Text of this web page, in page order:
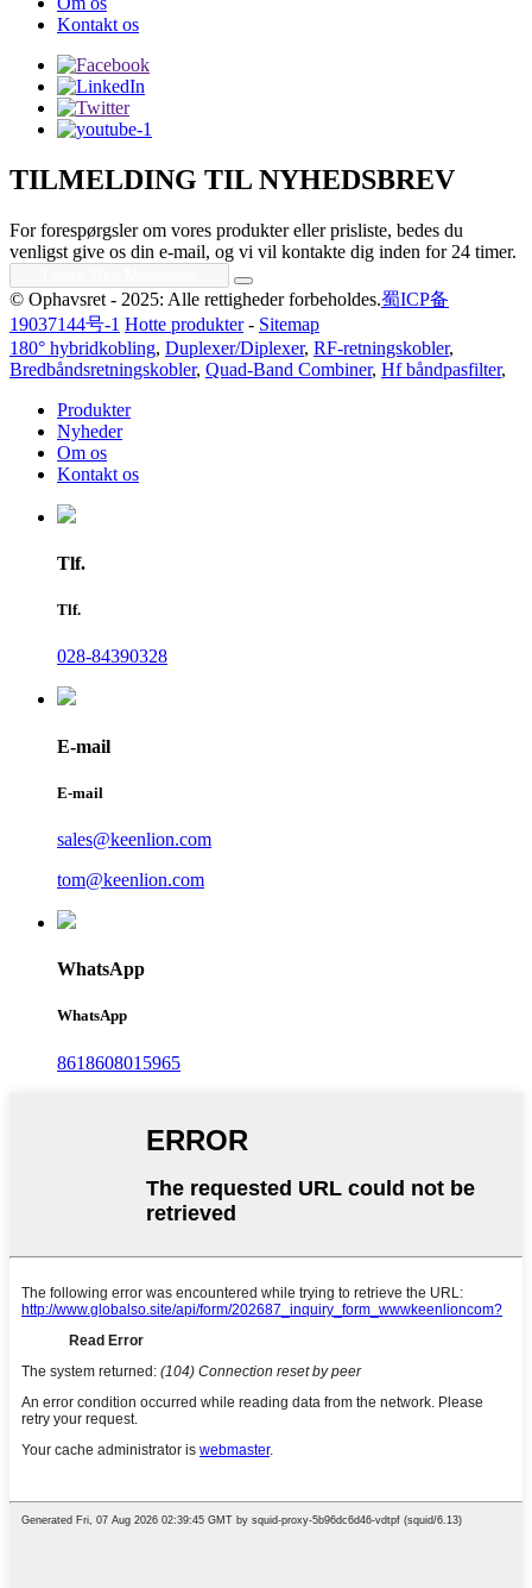
Kontakt os
TILMELDING TIL NYHEDSBREV
For forespørgsler om vores produkter eller prisliste, bedes du
venligst give os din e-mail, og vi vil kontakte dig inden for 24 timer.
© Ophavsret - 2025: Alle rettigheder forbeholdes.蜀ICP备
19037144号-1 Hotte produkter- Sitemap
180° hybridkobling, Duplexer/Diplexer, RF-retningskobler,
Bredbåndsretningskobler, Quad-Band Combiner, Hf båndpasfilter,
Produkter
Nyheder
Om os
Kontakt os
Tlf.
Tlf.
028-84390328
E-mail
E-mail
sales@keenlion.com
tom@keenlion.com
WhatsApp
WhatsApp
8618608015965